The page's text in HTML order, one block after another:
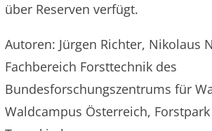
über Reserven verfügt.
Autoren: Jürgen Richter, Nikolaus
Fachbereich Forsttechnik des
Bundesforschungszentrums für
Waldcampus Österreich, Forstpark